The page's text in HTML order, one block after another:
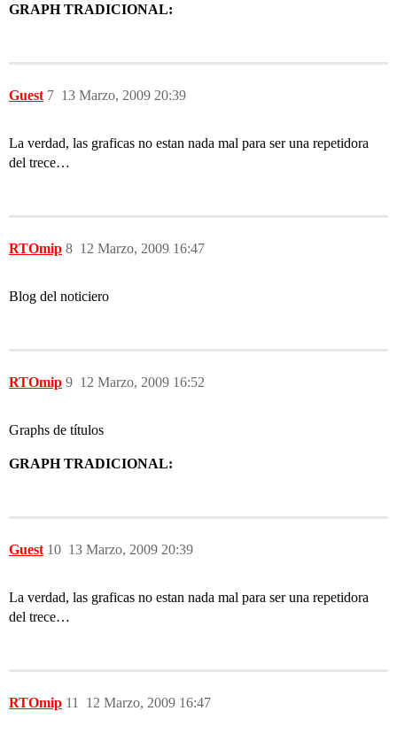
GRAPH TRADICIONAL:
Guest 13 Marzo, 2009 20:39
7
La verdad, las graficas no estan nada mal para ser una repetidora
del trece…
RTOmip 12 Marzo, 2009 16:47
8
Blog del noticiero
RTOmip 12 Marzo, 2009 16:52
9
Graphs de títulos
GRAPH TRADICIONAL:
Guest 13 Marzo, 2009 20:39
10
La verdad, las graficas no estan nada mal para ser una repetidora
del trece…
RTOmip 12 Marzo, 2009 16:47
11